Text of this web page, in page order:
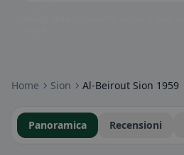
Home Sion Al-Beirout Sion 1959
Panoramica Recensioni